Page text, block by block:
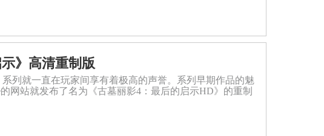
》高清重制版
列就一直在玩家间享有着极高的声誉。系列早期作品的魅
网站就发布了名为《古墓丽影4：最后的启示HD》的重制